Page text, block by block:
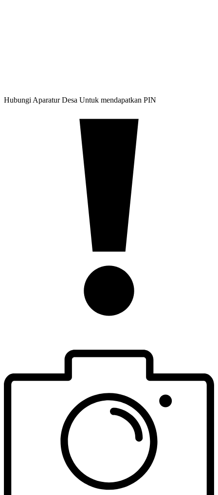
Hubungi Aparatur Desa Untuk mendapatkan PIN